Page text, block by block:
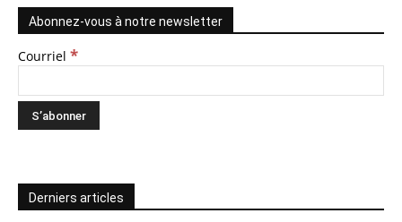
Abonnez-vous à notre newsletter
Courriel *
Derniers articles